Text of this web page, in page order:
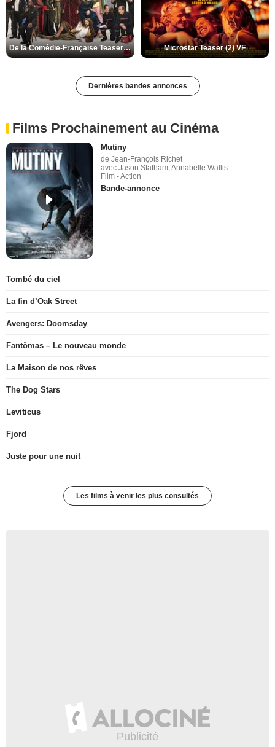
De la Comédie-Française Teaser (3) VF Microstar Teaser (2) VF
Dernières bandes annonces
Films Prochainement au Cinéma
Mutiny
de Jean-François Richet
avec Jason Statham, Annabelle Wallis
Film - Action
Bande-annonce
Tombé du ciel
La fin d’Oak Street
Avengers: Doomsday
Fantômas – Le nouveau monde
La Maison de nos rêves
The Dog Stars
Leviticus
Fjord
Juste pour une nuit
Les films à venir les plus consultés